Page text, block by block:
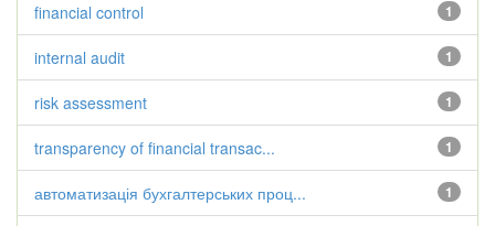
1
financial control
1
internal audit
1
risk assessment
1
transparency of financial transac...
1
автоматизація бухгалтерських проц...